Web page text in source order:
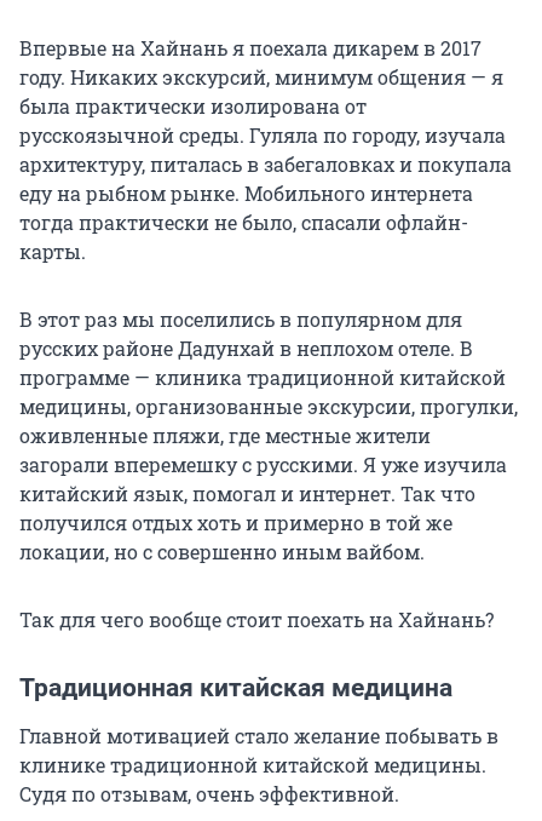
Впервые на Хайнань я поехала дикарем в 2017
году. Никаких экскурсий, минимум общения — я
была практически изолирована от
русскоязычной среды. Гуляла по городу, изучала
архитектуру, питалась в забегаловках и покупала
еду на рыбном рынке. Мобильного интернета
тогда практически не было, спасали офлайн-
карты.
В этот раз мы поселились в популярном для
русских районе Дадунхай в неплохом отеле. В
программе — клиника традиционной китайской
медицины, организованные экскурсии, прогулки,
оживленные пляжи, где местные жители
загорали вперемешку с русскими. Я уже изучила
китайский язык, помогал и интернет. Так что
получился отдых хоть и примерно в той же
локации, но с совершенно иным вайбом.
Так для чего вообще стоит поехать на Хайнань?
Традиционная китайская медицина
Главной мотивацией стало желание побывать в
клинике традиционной китайской медицины.
Судя по отзывам, очень эффективной.